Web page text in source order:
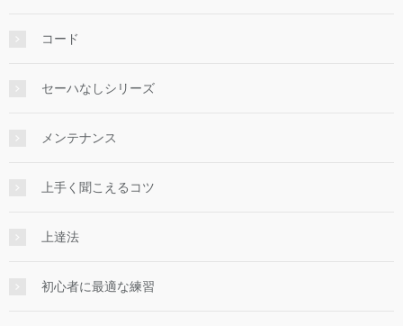
コード
セーハなしシリーズ
メンテナンス
上手く聞こえるコツ
上達法
初心者に最適な練習